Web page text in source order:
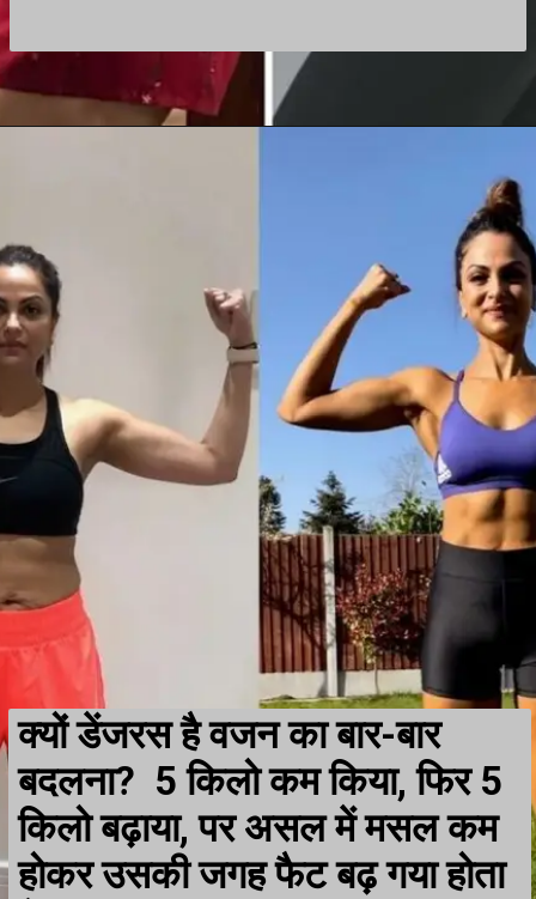
क्यों डेंजरस है वजन का बार-बार
बदलना? 5 किलो कम किया, फिर 5
किलो बढ़ाया, पर असल में मसल कम
होकर उसकी जगह फैट बढ़ गया होता